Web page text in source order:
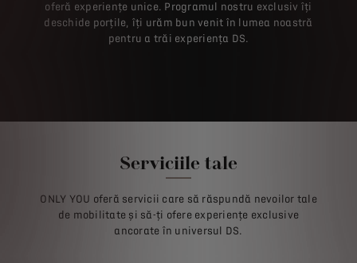
oferă experiențe unice. Programul nostru exclusiv îți
deschide porțile, îți urăm bun venit în lumea noastră
pentru a trăi experiența DS.
Serviciile tale
ONLY YOU oferă servicii care să răspundă nevoilor tale
de mobilitate și să-ți ofere experiențe exclusive
ancorate în universul DS.